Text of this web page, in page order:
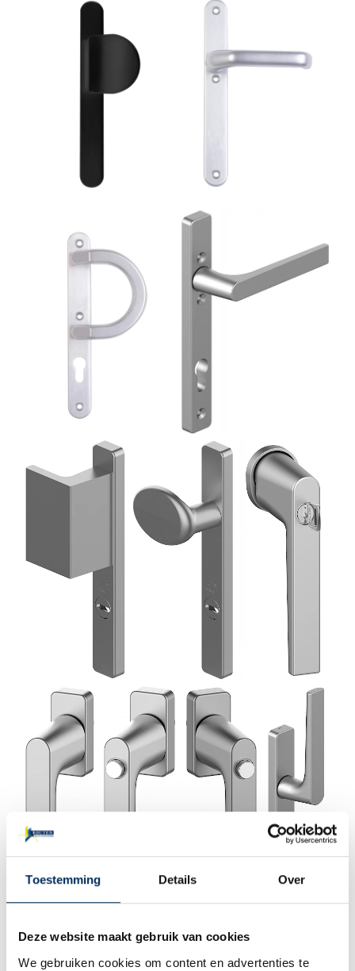
Toestemming Details Over
Deze website maakt gebruik van cookies
We gebruiken cookies om content en advertenties te